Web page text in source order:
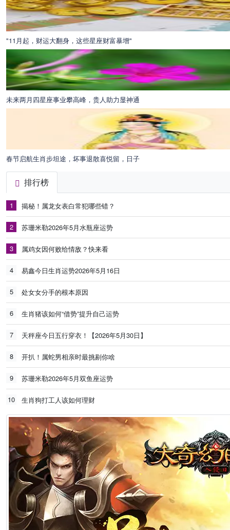
"11月起，财运大翻身，这些星座财富暴增"
未来两月四星座事业攀高峰，贵人助力显神通
春节启航生肖步坦途，坏事退散喜悦留，日子
排行榜
1 揭秘！属龙女表白常犯哪些错？
2 苏珊米勒2026年5月水瓶座运势
3 属鸡女因何败给情敌？快来看
4 易鑫今日生肖运势2026年5月16日
5 处女女分手的根本原因
6 生肖猪该如何“借势”提升自己运势
7 天秤座今日五行穿衣！【2026年5月30日】
8 开扒！属蛇男相亲时最挑剔你啥
9 苏珊米勒2026年5月双鱼座运势
10 生肖狗打工人该如何理财